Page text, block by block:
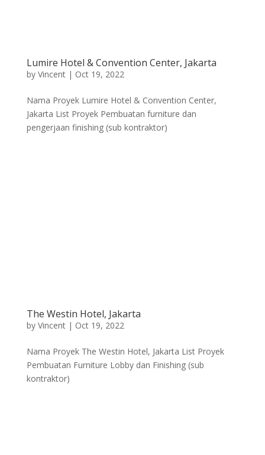
Lumire Hotel & Convention Center, Jakarta
by Vincent| Oct 19, 2022
Nama Proyek Lumire Hotel & Convention Center,
Jakarta List Proyek Pembuatan furniture dan
pengerjaan finishing (sub kontraktor)
The Westin Hotel, Jakarta
by Vincent| Oct 19, 2022
Nama Proyek The Westin Hotel, Jakarta List Proyek
Pembuatan Furniture Lobby dan Finishing (sub
kontraktor)